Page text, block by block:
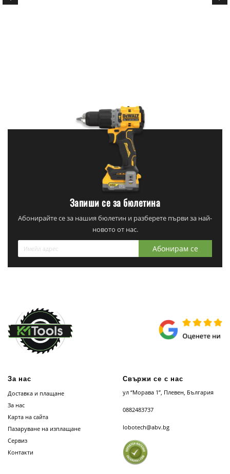
Запиши се за бюлетина
Абонирайте се за нашия бюлетин и разберете първи за най-
новото от нас.
Абонирам се
За нас
Доставка и плащане
За нас
Карта на сайта
Пазаруване на изплащане
Сервиз
Контакти
Свържи се с нас
ул “Морава 1”, Плевен, България
0882483737
lobotech@abv.bg